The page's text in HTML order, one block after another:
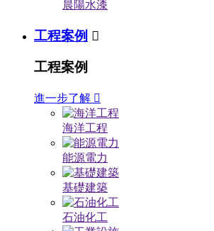
晨陽水漆
工程案例 
工程案例
進一步了解 
海洋工程
能源電力
基礎建築
石油化工